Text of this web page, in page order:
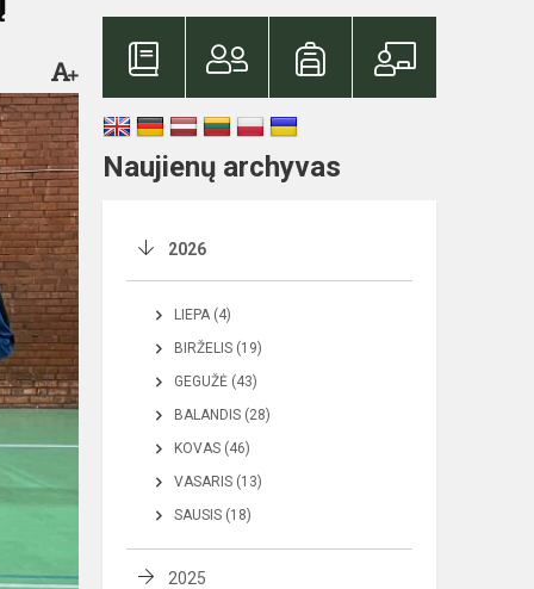
Naujienų archyvas
2026
LIEPA (4)
BIRŽELIS (19)
GEGUŽĖ (43)
BALANDIS (28)
KOVAS (46)
VASARIS (13)
SAUSIS (18)
2025